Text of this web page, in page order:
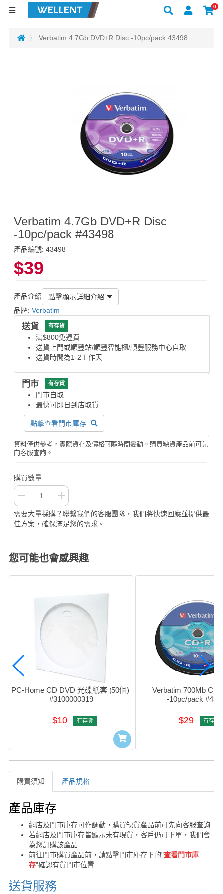
0
Verbatim 4.7Gb DVD+R Disc -10pc/pack 43498
Verbatim 4.7Gb DVD+R Disc
-10pc/pack #43498
產品編號: 43498
$39
產品介紹
點擊顯示詳細介紹
品牌: Verbatim
送貨 有存貨
滿$800免運費
送貨上門或順豐站/順豐智能櫃/順豐服務中心自取
送貨時間為1-2工作天
門市 有存貨
門市自取
最快可即日到店取貨
點擊查看門市庫存
資料僅供參考，實際貨存及價格可隨時間變動。購買缺貨產品前可先
向客服查詢。
購買數量
需要大量採購？聯繫我們的客服團隊，我們將快速回應並提供最
佳方案，確保滿足您的需求。
您可能也會感興趣
PC-Home CD DVD 光碟紙套 (50個)
#3100000319
$10 有存貨
Verbatim 700Mb
-10pc/pack
$29 有存貨
購買須知 產品規格
購買須知
產品庫存
網店及門市庫存可作調動，購買缺貨產品前可先向客服查詢
若網店及門市庫存皆顯示未有現貨，客戶仍可下單，我們會
為您訂購該產品
前往門市購買產品前，請點擊門市庫存下的"查看門市庫
存"確認有貨門市位置
送貨服務